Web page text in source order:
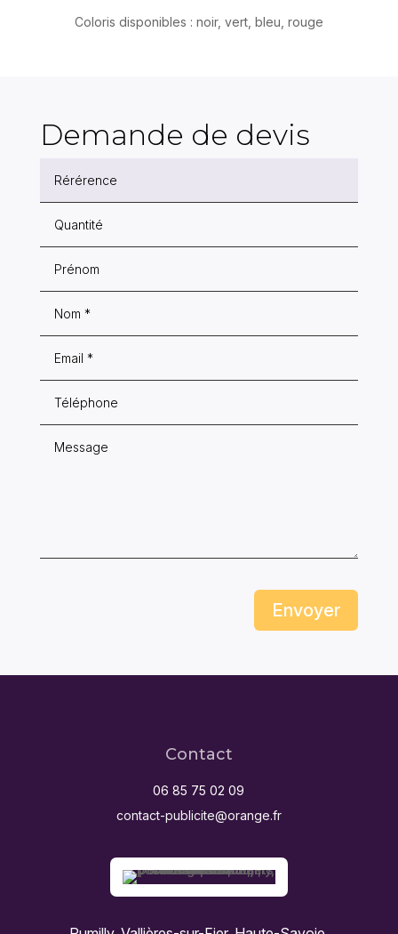
Coloris disponibles : noir, vert, bleu, rouge
Demande de devis
Envoyer
Contact
06 85 75 02 09
contact-publicite@orange.fr